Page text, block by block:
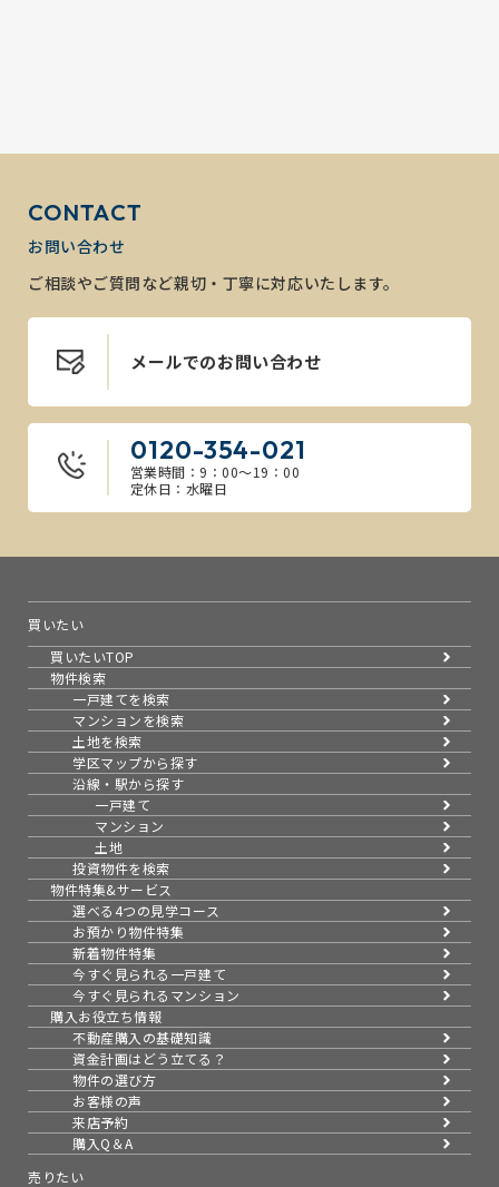
CONTACT
お問い合わせ
ご相談やご質問など親切・丁寧に対応いたします。
メールでのお問い合わせ
0120-354-021
営業時間：9：00～19：00
定休日：水曜日
買いたい
買いたいTOP
物件検索
一戸建てを検索
マンションを検索
土地を検索
学区マップから探す
沿線・駅から探す
一戸建て
マンション
土地
投資物件を検索
物件特集&サービス
選べる4つの見学コース
お預かり物件特集
新着物件特集
今すぐ見られる一戸建て
今すぐ見られるマンション
購入お役立ち情報
不動産購入の基礎知識
資金計画はどう立てる？
物件の選び方
お客様の声
来店予約
購入Q＆A
売りたい